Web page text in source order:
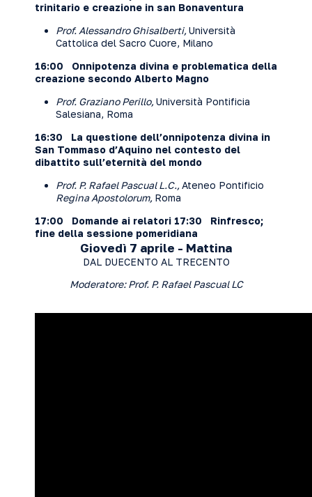
trinitario e creazione in san Bonaventura
Prof. Alessandro Ghisalberti,Università
Cattolica del Sacro Cuore, Milano
16:00 Onnipotenza divina e problematica della
creazione secondo Alberto Magno
Prof. Graziano Perillo,Università Pontificia
Salesiana, Roma
16:30 La questione dell’onnipotenza divina in
San Tommaso d’Aquino nel contesto del
dibattito sull’eternità del mondo
Prof. P. Rafael Pascual L.C.,Ateneo Pontificio
Regina Apostolorum, Roma
17:00 Domande ai relatori 17:30 Rinfresco;
fine della sessione pomeridiana
Giovedì 7 aprile - Mattina
DAL DUECENTO AL TRECENTO
Moderatore: Prof. P. Rafael Pascual LC